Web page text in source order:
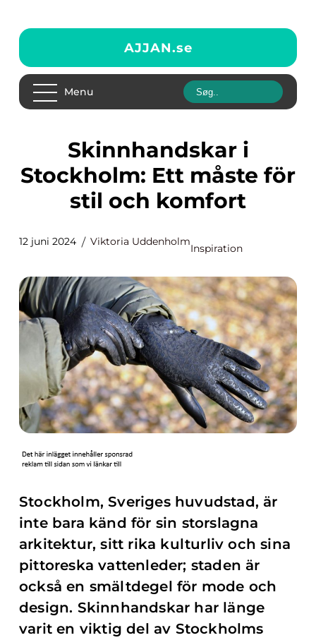
AJJAN.se
Menu
Skinnhandskar i
Stockholm: Ett måste för
stil och komfort
12 juni 2024 Viktoria Uddenholm
Inspiration
Stockholm, Sveriges huvudstad, är
inte bara känd för sin storslagna
arkitektur, sitt rika kulturliv och sina
pittoreska vattenleder; staden är
också en smältdegel för mode och
design. Skinnhandskar har länge
varit en viktig del av Stockholms